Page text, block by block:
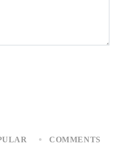
COMMENTS